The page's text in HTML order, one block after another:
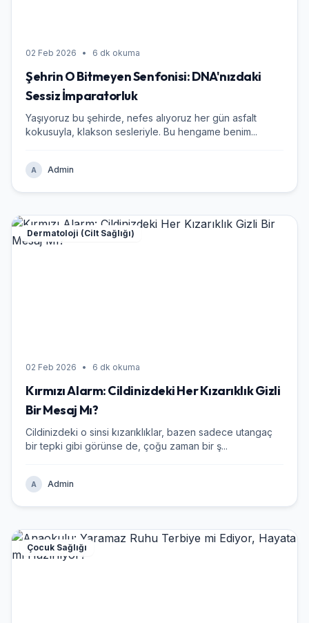
02 Feb 2026 • 6 dk okuma
Şehrin O Bitmeyen Senfonisi: DNA'nızdaki
Sessiz İmparatorluk
Yaşıyoruz bu şehirde, nefes alıyoruz her gün asfalt
kokusuyla, klakson sesleriyle. Bu hengame benim...
A Admin
Dermatoloji (Cilt Sağlığı)
02 Feb 2026 • 6 dk okuma
Kırmızı Alarm: Cildinizdeki Her Kızarıklık Gizli
Bir Mesaj Mı?
Cildinizdeki o sinsi kızarıklıklar, bazen sadece utangaç
bir tepki gibi görünse de, çoğu zaman bir ş...
A Admin
Çocuk Sağlığı